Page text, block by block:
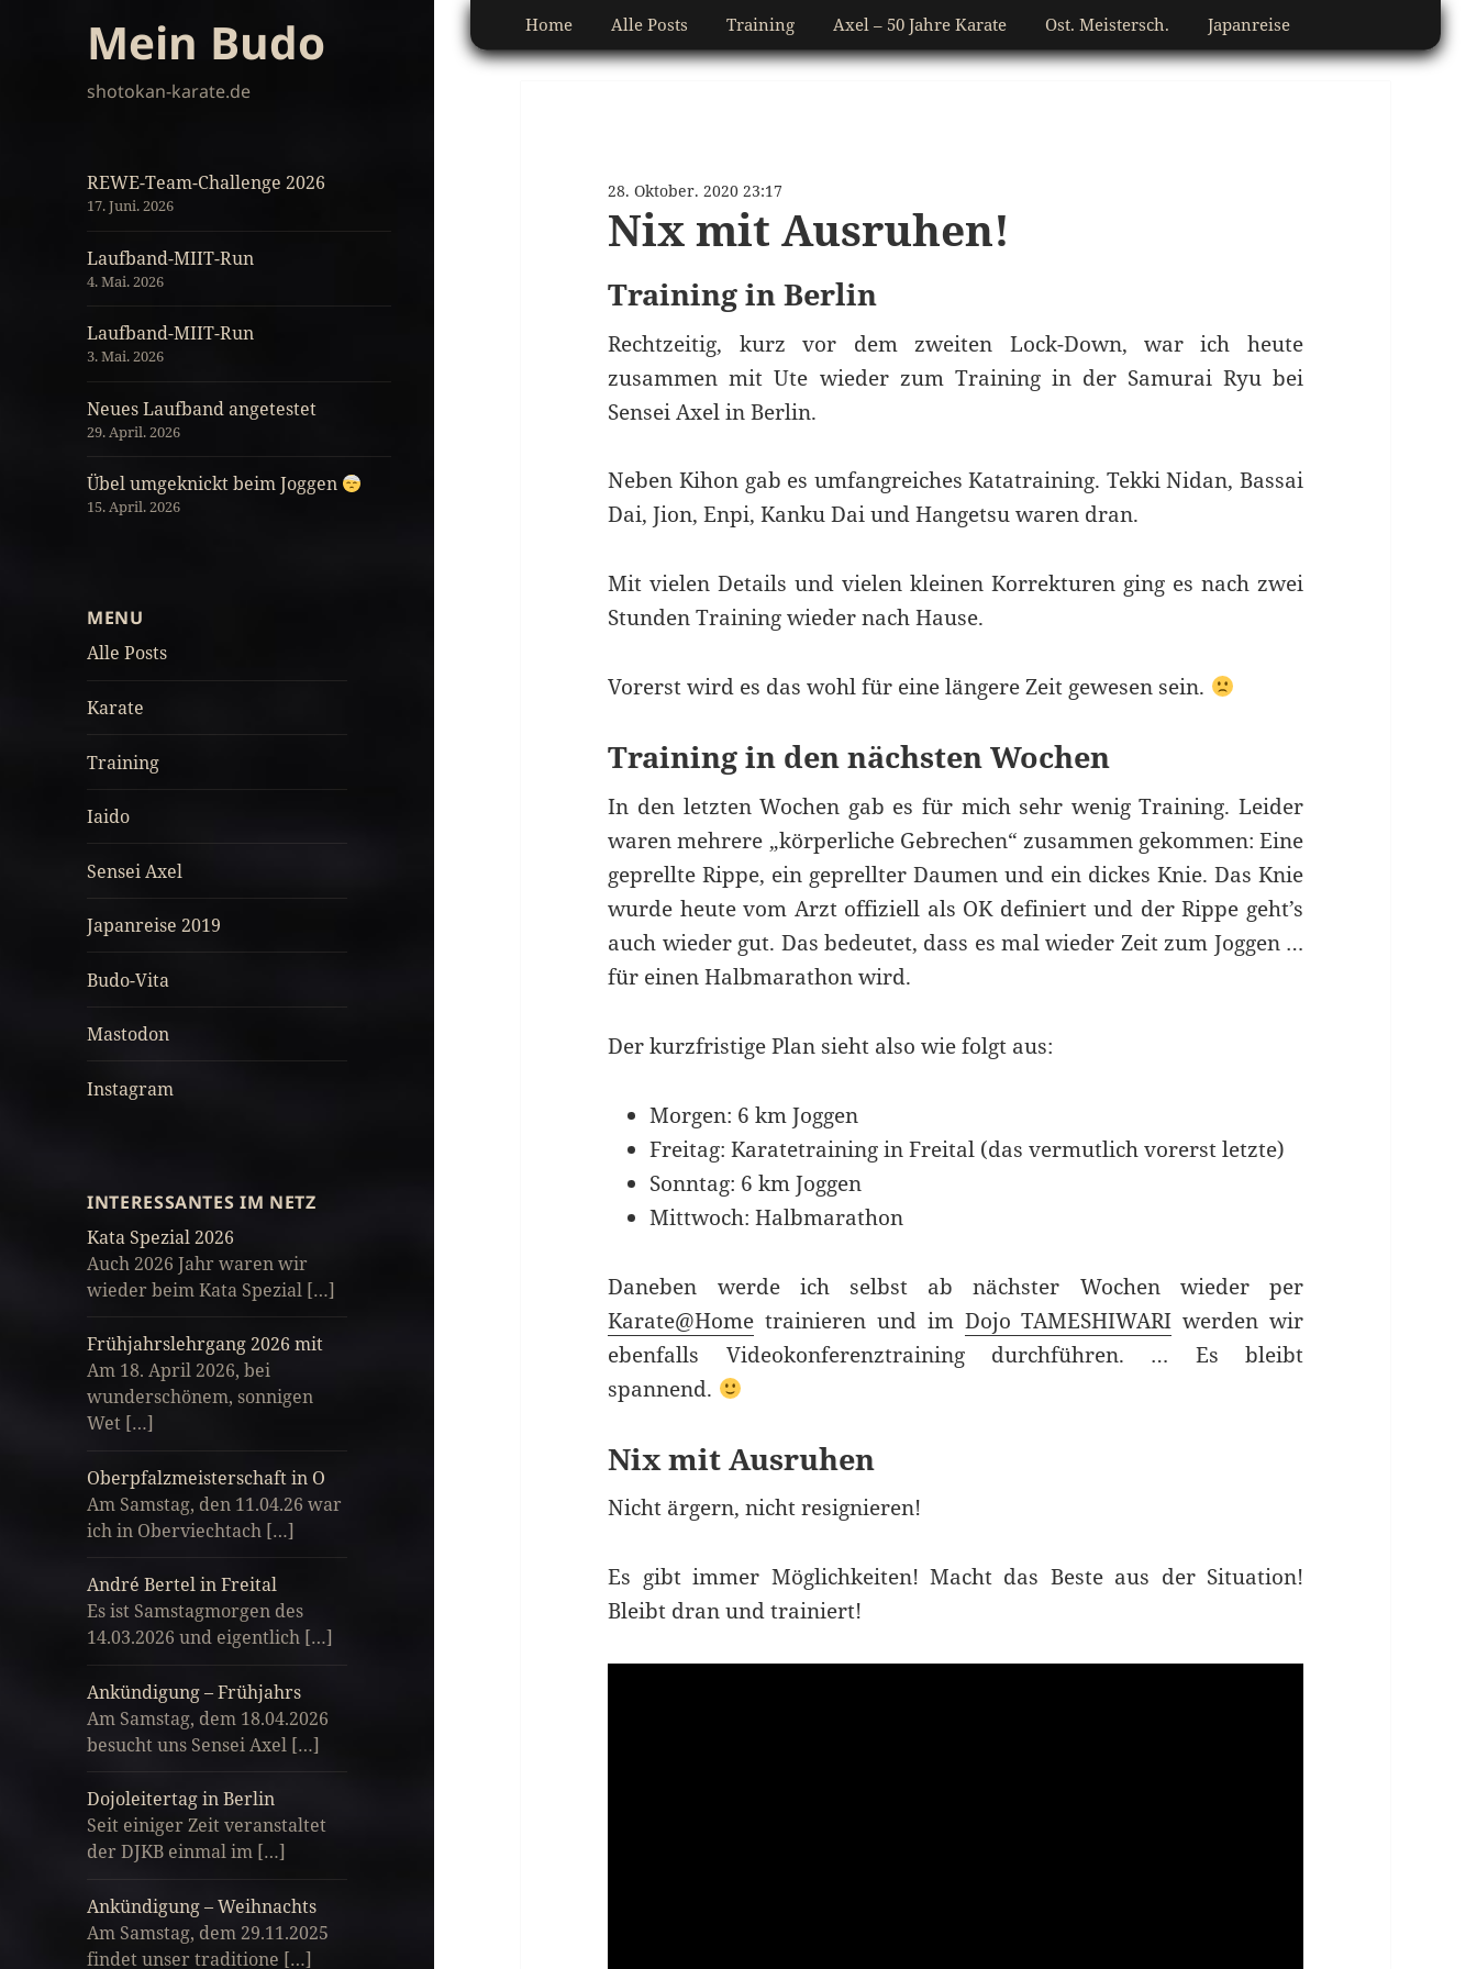
Mein Budo
shotokan-karate.de
REWE-Team-Challenge 2026
17. Juni. 2026
Laufband-MIIT-Run
4. Mai. 2026
Laufband-MIIT-Run
3. Mai. 2026
Neues Laufband angetestet
29. April. 2026
Übel umgeknickt beim Joggen
15. April. 2026
MENU
Alle Posts
Karate
Training
Iaido
Sensei Axel
Japanreise 2019
Budo-Vita
Mastodon
Instagram
INTERESSANTES IM NETZ
Kata Spezial 2026
Auch 2026 Jahr waren wir
wieder beim Kata Spezial […]
Frühjahrslehrgang 2026 mit
Am 18. April 2026, bei
wunderschönem, sonnigen
Wet […]
Oberpfalzmeisterschaft in O
Am Samstag, den 11.04.26 war
ich in Oberviechtach […]
André Bertel in Freital
Es ist Samstagmorgen des
14.03.2026 und eigentlich […]
Ankündigung – Frühjahrs
Am Samstag, dem 18.04.2026
besucht uns Sensei Axel […]
Dojoleitertag in Berlin
Seit einiger Zeit veranstaltet
der DJKB einmal im […]
Ankündigung – Weihnachts
Am Samstag, dem 29.11.2025
findet unser traditione […]
Home Alle Posts Training Axel – 50 Jahre Karate Ost. Meistersch. Japanreise
28. Oktober. 2020 23:17
Nix mit Ausruhen!
Training in Berlin
Rechtzeitig, kurz vor dem zweiten Lock-Down, war ich heute
zusammen mit Ute wieder zum Training in der Samurai Ryu bei
Sensei Axel in Berlin.
Neben Kihon gab es umfangreiches Katatraining. Tekki Nidan, Bassai
Dai, Jion, Enpi, Kanku Dai und Hangetsu waren dran.
Mit vielen Details und vielen kleinen Korrekturen ging es nach zwei
Stunden Training wieder nach Hause.
Vorerst wird es das wohl für eine längere Zeit gewesen sein.
Training in den nächsten Wochen
In den letzten Wochen gab es für mich sehr wenig Training. Leider
waren mehrere „körperliche Gebrechen“ zusammen gekommen: Eine
geprellte Rippe, ein geprellter Daumen und ein dickes Knie. Das Knie
wurde heute vom Arzt offiziell als OK definiert und der Rippe geht’s
auch wieder gut. Das bedeutet, dass es mal wieder Zeit zum Joggen …
für einen Halbmarathon wird.
Der kurzfristige Plan sieht also wie folgt aus:
Morgen: 6 km Joggen
Freitag: Karatetraining in Freital (das vermutlich vorerst letzte)
Sonntag: 6 km Joggen
Mittwoch: Halbmarathon
Daneben werde ich selbst ab nächster Wochen wieder per
Karate@Home trainieren und im Dojo TAMESHIWARI werden wir
ebenfalls Videokonferenztraining durchführen. … Es bleibt
spannend.
Nix mit Ausruhen
Nicht ärgern, nicht resignieren!
Es gibt immer Möglichkeiten! Macht das Beste aus der Situation!
Bleibt dran und trainiert!